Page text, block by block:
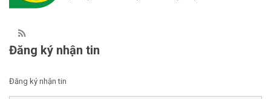
Đăng ký nhận tin
Đăng ký nhận tin